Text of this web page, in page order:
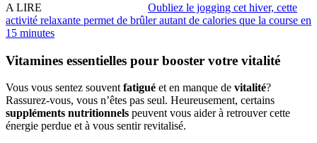
A LIRE
Oubliez le jogging cet hiver, cette
activité relaxante permet de brûler autant de calories que la course en
15 minutes
Vitamines essentielles pour booster votre vitalité
Vous vous sentez souvent fatigué et en manque de vitalité?
Rassurez-vous, vous n’êtes pas seul. Heureusement, certains
suppléments nutritionnels peuvent vous aider à retrouver cette
énergie perdue et à vous sentir revitalisé.